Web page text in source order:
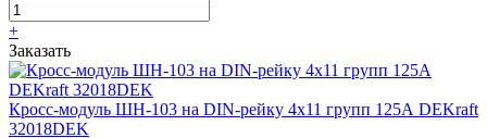
+
Заказать
Кросс-модуль ШН-103 на DIN-рейку 4х11 групп 125А DEKraft
32018DEK